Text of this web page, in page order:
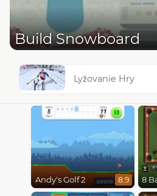
Build Snowboard
Lyžovanie Hry
Andy's Golf 2 8.9